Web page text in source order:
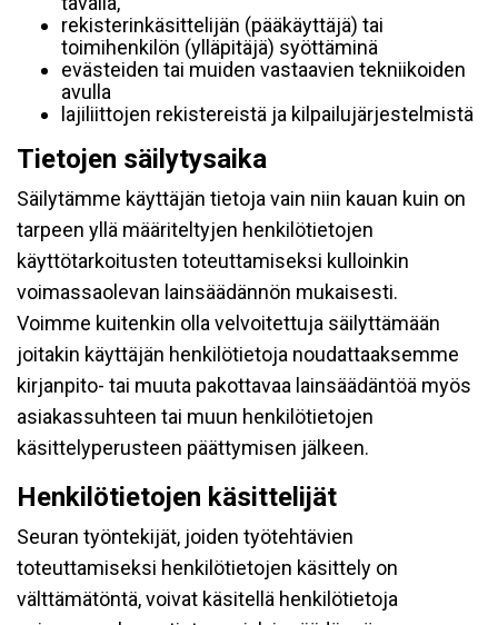
rekisterinkäsittelijän (pääkäyttäjä) tai
toimihenkilön (ylläpitäjä) syöttäminä
evästeiden tai muiden vastaavien tekniikoiden
avulla
lajiliittojen rekistereistä ja kilpailujärjestelmistä
Tietojen säilytysaika
Säilytämme käyttäjän tietoja vain niin kauan kuin on
tarpeen yllä määriteltyjen henkilötietojen
käyttötarkoitusten toteuttamiseksi kulloinkin
voimassaolevan lainsäädännön mukaisesti.
Voimme kuitenkin olla velvoitettuja säilyttämään
joitakin käyttäjän henkilötietoja noudattaaksemme
kirjanpito- tai muuta pakottavaa lainsäädäntöä myös
asiakassuhteen tai muun henkilötietojen
käsittelyperusteen päättymisen jälkeen.
Henkilötietojen käsittelijät
Seuran työntekijät, joiden työtehtävien
toteuttamiseksi henkilötietojen käsittely on
välttämätöntä, voivat käsitellä henkilötietoja